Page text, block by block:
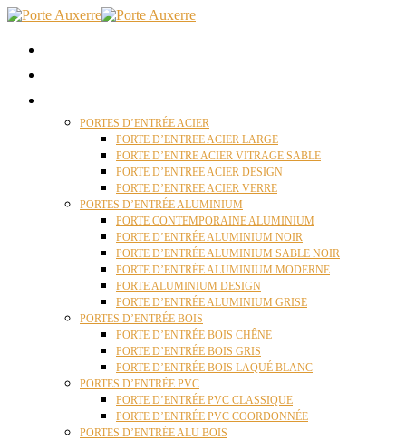
PORTES D’ENTRÉE ACIER
PORTE D’ENTREE ACIER LARGE
PORTE D’ENTRE ACIER VITRAGE SABLE
PORTE D’ENTREE ACIER DESIGN
PORTE D’ENTREE ACIER VERRE
PORTES D’ENTRÉE ALUMINIUM
PORTE CONTEMPORAINE ALUMINIUM
PORTE D’ENTRÉE ALUMINIUM NOIR
PORTE D’ENTRÉE ALUMINIUM SABLE NOIR
PORTE D’ENTRÉE ALUMINIUM MODERNE
PORTE ALUMINIUM DESIGN
PORTE D’ENTRÉE ALUMINIUM GRISE
PORTES D’ENTRÉE BOIS
PORTE D’ENTRÉE BOIS CHÊNE
PORTE D’ENTRÉE BOIS GRIS
PORTE D’ENTRÉE BOIS LAQUÉ BLANC
PORTES D’ENTRÉE PVC
PORTE D’ENTRÉE PVC CLASSIQUE
PORTE D’ENTRÉE PVC COORDONNÉE
PORTES D’ENTRÉE ALU BOIS